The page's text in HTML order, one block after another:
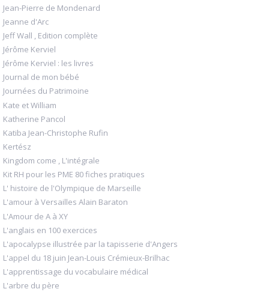
Jean-Pierre de Mondenard
Jeanne d'Arc
Jeff Wall , Edition complète
Jérôme Kerviel
Jérôme Kerviel : les livres
Journal de mon bébé
Journées du Patrimoine
Kate et William
Katherine Pancol
Katiba Jean-Christophe Rufin
Kertész
Kingdom come , L'intégrale
Kit RH pour les PME 80 fiches pratiques
L' histoire de l'Olympique de Marseille
L'amour à Versailles Alain Baraton
L'Amour de A à XY
L'anglais en 100 exercices
L'apocalypse illustrée par la tapisserie d'Angers
L'appel du 18 juin Jean-Louis Crémieux-Brilhac
L'apprentissage du vocabulaire médical
L'arbre du père